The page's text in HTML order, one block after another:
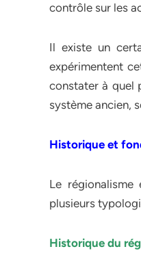
contrôle sur les
Il existe un
expérimentent
constater à quel
système ancien,
Historique et
Le
plusieurs
Historique du